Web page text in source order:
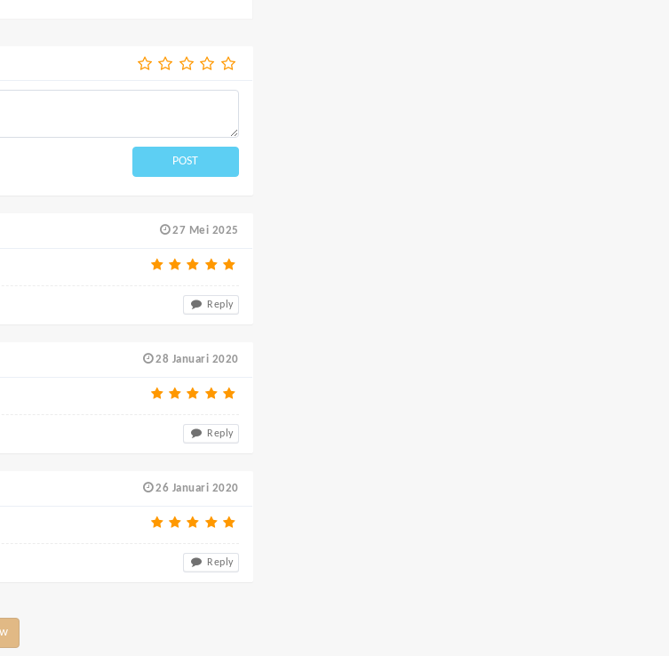
POST
27 Mei 2025
Reply
28 Januari 2020
Reply
26 Januari 2020
Reply